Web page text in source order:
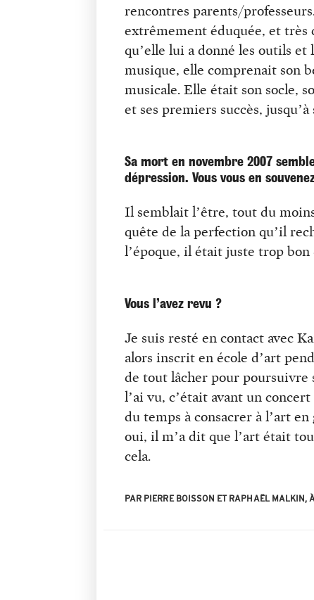
rencontres parents/
extrêmement éduquée, et très
qu’elle lui a donné les outils et
musique, elle comprenait son
musicale. Elle était son socle,
et ses premiers succès,
Sa mort en novembre 2007
dépression. Vous vous en
Il semblait l’être, tout du
quête de la perfection qu’il
l’époque, il était juste trop bon
Vous l’avez revu ?
Je suis resté en contact avec
alors inscrit en école d’art
de tout lâcher pour poursuivre
l’ai vu, c’était avant un
du temps à consacrer à l’art
oui, il m’a dit que l’art était
cela.
PAR PIERRE BOISSON ET RAPHAËL MALKIN,